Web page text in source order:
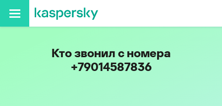
Кто звонил с номера
+79014587836